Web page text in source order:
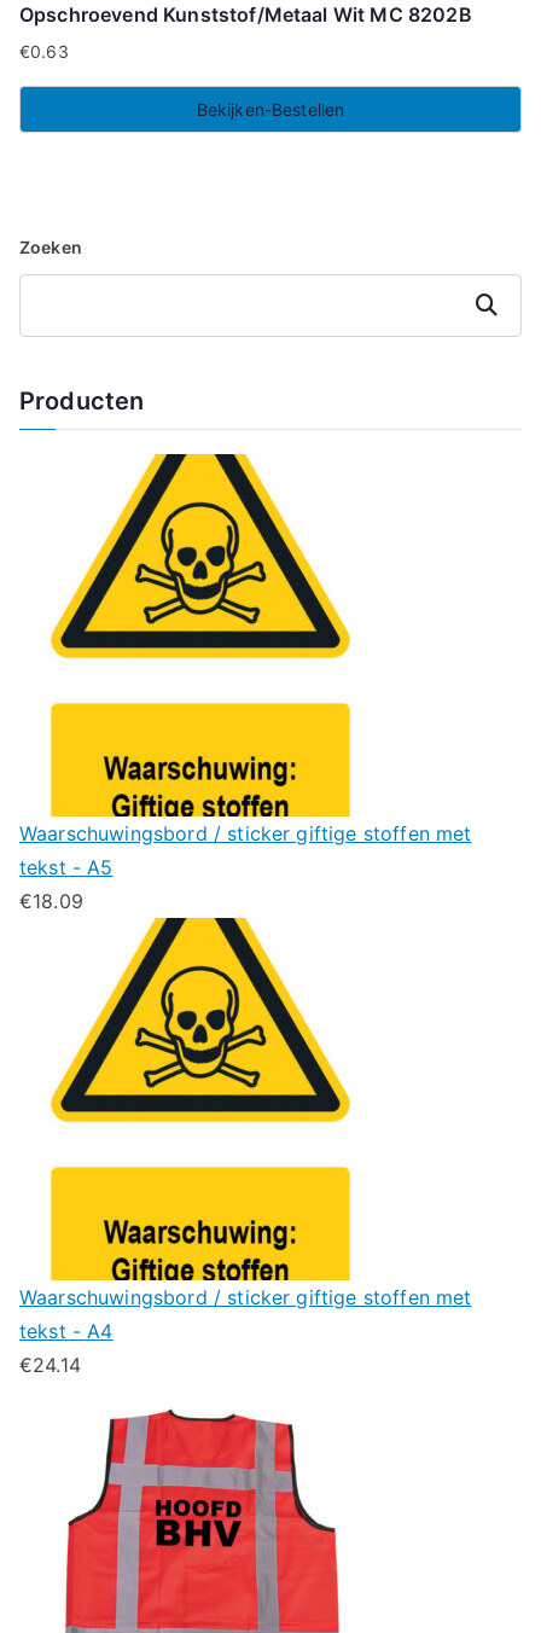
Opschroevend Kunststof/Metaal Wit MC 8202B
€0.63
Bekijken-Bestellen
Zoeken
Zoeken
Producten
Waarschuwingsbord / sticker giftige stoffen met
tekst - A5
€18.09
Waarschuwingsbord / sticker giftige stoffen met
tekst - A4
€24.14